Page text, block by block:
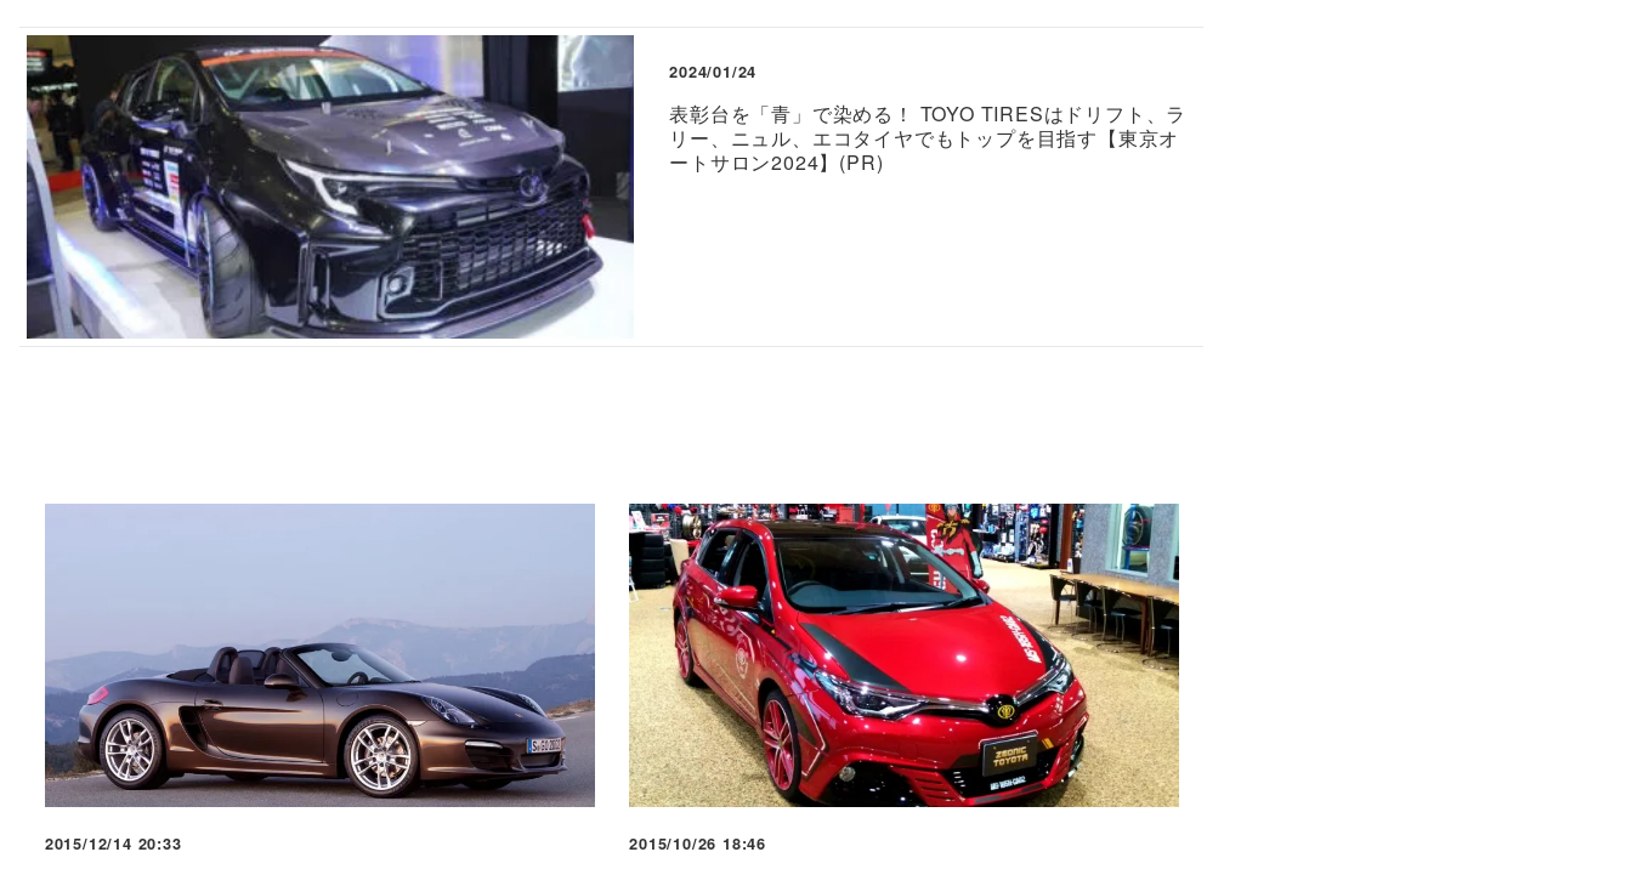
2024/01/24
表彰台を「青」で染める！ TOYO TIRESはドリフト、ラ
リー、ニュル、エコタイヤでもトップを目指す【東京オ
ートサロン2024】(PR)
2015/12/14 20:33 2015/10/26 18:46